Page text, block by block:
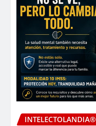
INTELECTOLANDIA®